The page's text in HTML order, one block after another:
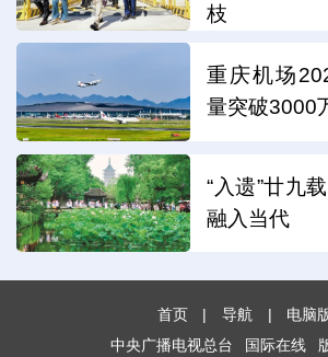
枝
重庆机场
量突破3000
“入遗”廿九
融入当代
首页 | 导航 |
电脑
中央广播电视总台
国际在线